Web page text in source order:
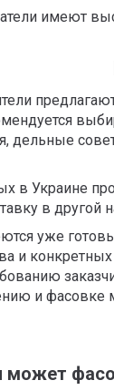
имеют
дельные
в Украине
в другой
уже
и
и фасовке
может